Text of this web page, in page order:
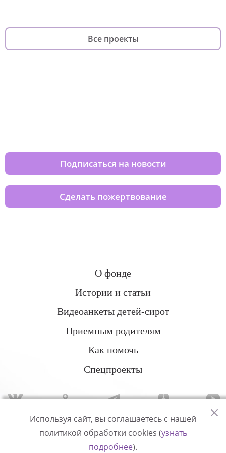
Все проекты
Подписаться на новости
Сделать пожертвование
О фонде
Истории и статьи
Видеоанкеты детей-сирот
Приемным родителям
Как помочь
Спецпроекты
Политика конфиденциальности
Используя сайт, вы соглашаетесь с нашей
политикой обработки cookies (узнать
подробнее).